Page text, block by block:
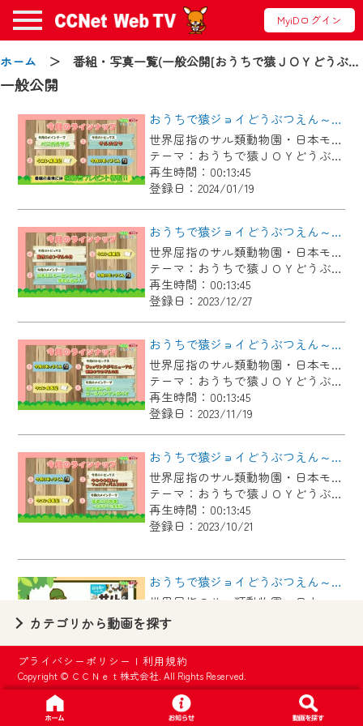
MyiDログイン
ホーム ＞ 番組・写真一覧(一般公開[おうちで猿ＪＯＹどうぶつえん])
一般公開
おうちで猿ジョイどうぶつえん～ベニガオザル～（2023年12月16日初回放送）
世界屈指のサル類動物園・日本モンキーセンター協力の親子で学べる動物番組。
テーマ：おうちで猿ＪＯＹどうぶつえん
再生時間：00:13:45
登録日：2024/01/19
おうちで猿ジョイどうぶつえん～JMCの歴史～（2023年11月16日初回放送）
世界屈指のサル類動物園・日本モンキーセンター協力の親子で学べる動物番組。
テーマ：おうちで猿ＪＯＹどうぶつえん
再生時間：00:13:45
登録日：2023/12/27
おうちで猿ジョイどうぶつえん～ゴールデンマンガベイ～（2023年10月16日初回放送）
世界屈指のサル類動物園・日本モンキーセンター協力の親子で学べる動物番組。
テーマ：おうちで猿ＪＯＹどうぶつえん
再生時間：00:13:45
登録日：2023/11/19
おうちで猿ジョイどうぶつえん～敬老の日特集～（2023年9月16日初回放送）
世界屈指のサル類動物園・日本モンキーセンター協力の親子で学べる動物番組。
テーマ：おうちで猿ＪＯＹどうぶつえん
再生時間：00:13:45
登録日：2023/10/21
おうちで猿ジョイどうぶつえん～図鑑を持って園内を楽しもう～（2023年8月16日初回放送）
再生時間：00:13:45
登録日：2023/09/19
おうちで猿ジョイどうぶつえん～マントヒヒ～（2023年7月16日初回放送）
カテゴリから動画を探す
プライバシーポリシー |利用規約
Copyright © ＣＣＮｅｔ株式会社. All Rights Reserved.
お知らせ
2024/09/02
動画配信サービス『CCNet Web TV』は2024
年9月24日からリニューアルします！
【変更点】
◆デザイン変更により、お住まいの地域
の動画コンテンツが一目瞭然。
◆当社アプリやＰＣブラウザから、いつ
でも・どこでも・外出先でも！
CCNetサービスエリア20市町の地域情報
番組をご視聴いただけます！
【ご注意】
2024年9月24日からはご加入者様へのサー
ビス向上のため、
『CCNet Web TV』を利用いただくには、
一部コンテンツを除き、
CCNetサービスへの加入と『CCNetマイ
ページ※』へのログインが必要となりま
す。
いたします。
要となります。
※MyIDとは、CCNet Web TVを含むCCNetの
各種サービスをご利用頂くためのIDです。
IDはお客様が使っているメールアドレス
で設定できます。